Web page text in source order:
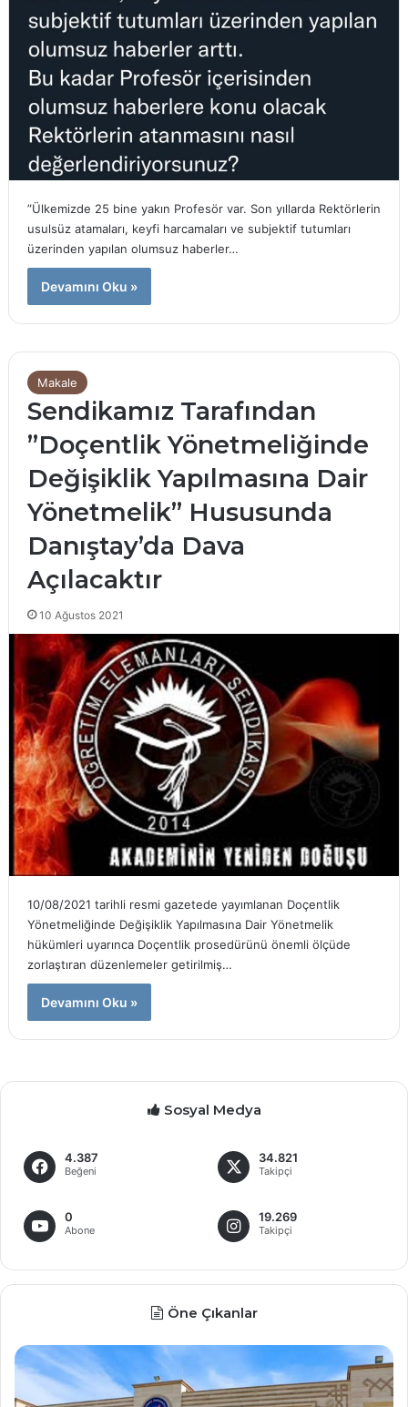
”Ülkemizde 25 bine yakın Profesör var. Son yıllarda Rektörlerin
usulsüz atamaları, keyfi harcamaları ve subjektif tutumları
üzerinden yapılan olumsuz haberler…
Devamını Oku »
Makale
Sendikamız Tarafından
”Doçentlik Yönetmeliğinde
Değişiklik Yapılmasına Dair
Yönetmelik” Hususunda
Danıştay’da Dava
Açılacaktır
10 Ağustos 2021
10/08/2021 tarihli resmi gazetede yayımlanan Doçentlik
Yönetmeliğinde Değişiklik Yapılmasına Dair Yönetmelik
hükümleri uyarınca Doçentlik prosedürünü önemli ölçüde
zorlaştıran düzenlemeler getirilmiş…
Devamını Oku »
Sosyal Medya
4.387
Beğeni
34.821
Takipçi
0
Abone
19.269
Takipçi
Öne Çıkanlar
e